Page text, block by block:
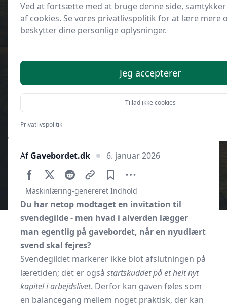
Udgivet iLejlighedsgaver
Af Gavebordet.dk 6. januar 2026
Maskinlæring-genereret Indhold
Du har netop modtaget en invitation til
svendegilde - men hvad i alverden lægger
man egentlig på gavebordet, når en nyudlært
svend skal fejres?
Svendegildet markerer ikke blot afslutningen på
læretiden; det er også startskuddet på et helt nyt
kapitel i arbejdslivet. Derfor kan gaven føles som
en balancegang mellem noget praktisk, der kan
Ved at fortsætte med at bruge denne side,
af cookies. Se vores privatlivspolitik for at lære mere
beskytter dine personlige oplysninger.
Jeg accepterer
Tillad ikke cookies
Privatlivspolitik